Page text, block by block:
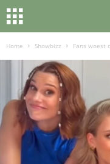
Home Showbizz Fans woest